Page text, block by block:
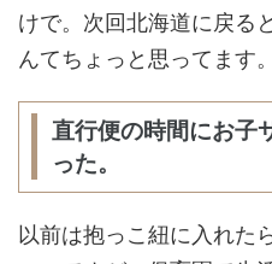
けで。次回北海道に戻る
んてちょっと思ってます。
直行便の時間にお子
った。
以前は抱っこ紐に入れた